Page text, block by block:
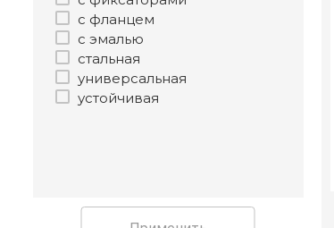
с фланцем
с эмалью
стальная
универсальная
устойчивая